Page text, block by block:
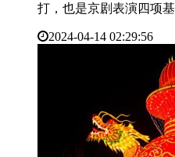
打，也是京剧表演四项
2024-04-14 02:29:56